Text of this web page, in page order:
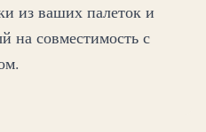
из ваших палеток и
на совместимость с